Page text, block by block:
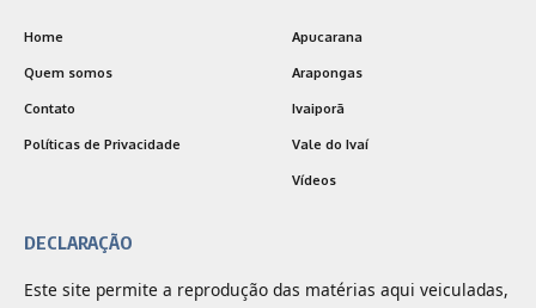
Home
Quem somos
Contato
Políticas de Privacidade
Apucarana
Arapongas
Ivaiporã
Vale do Ivaí
Vídeos
DECLARAÇÃO
Este site permite a reprodução das matérias aqui veiculadas,